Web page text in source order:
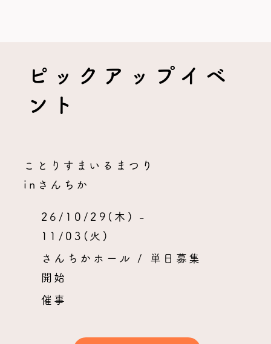
ピックアップイベ
ント
ことりすまいるまつり
inさんちか
26/10/29(木) -
11/03(火)
さんちかホール / 単日募集
開始
催事